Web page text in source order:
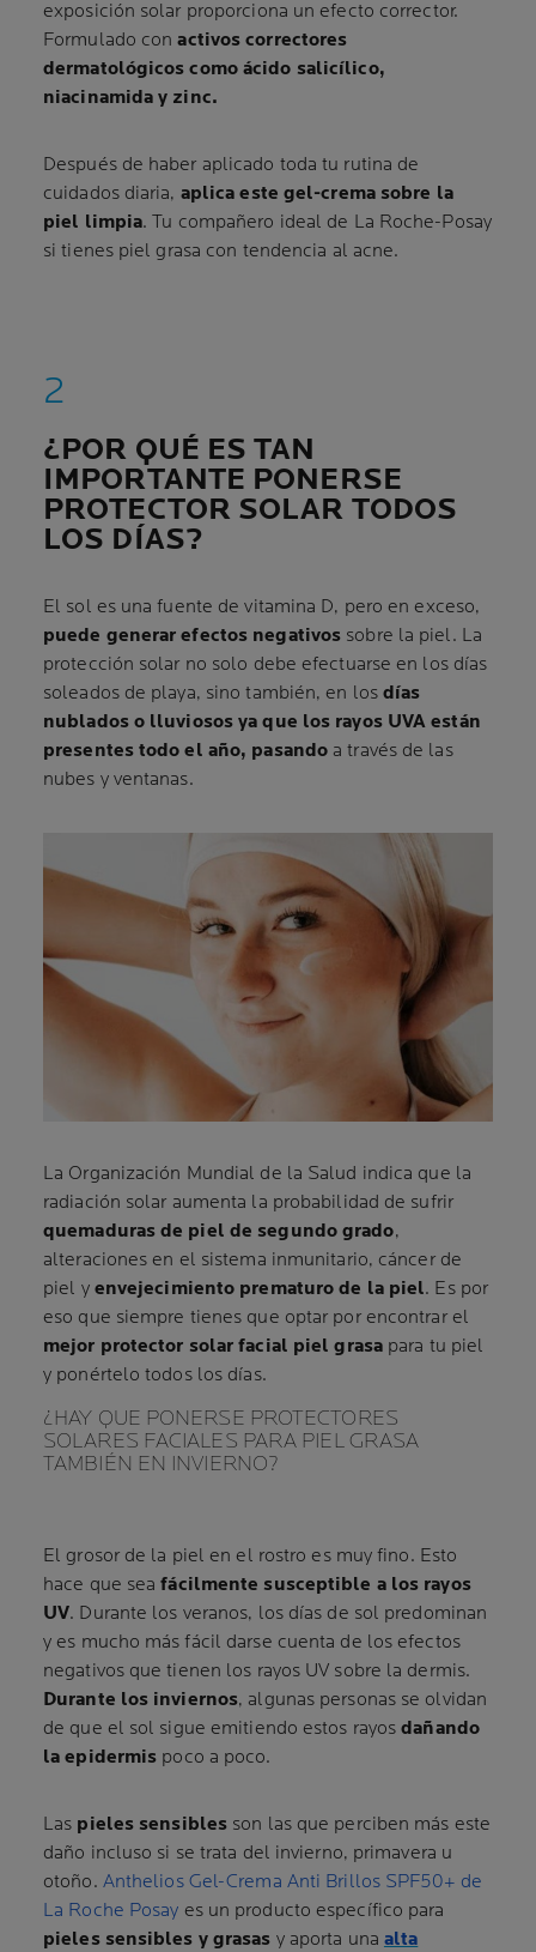
exposición solar proporciona un efecto corrector.
Formulado conactivos correctores
dermatológicos como ácido salicílico,
niacinamida y zinc.
Después de haber aplicado toda tu rutina de
cuidados diaria, aplica este gel-crema sobre la
piel limpia. Tu compañero ideal de La Roche-Posay
si tienes piel grasa con tendencia al acne.
¿POR QUÉ ES TAN
IMPORTANTE PONERSE
PROTECTOR SOLAR TODOS
LOS DÍAS?
El sol es una fuente de vitamina D, pero en exceso,
puede generar efectos negativos sobre la piel. La
protección solar no solo debe efectuarse en los días
soleados de playa, sino también, en losdías
nublados o lluviosos ya que los rayos UVA están
presentes todo el año, pasando a través de las
nubes y ventanas.
La Organización Mundial de la Salud indica que la
radiación solar aumenta la probabilidad de sufrir
quemaduras de piel de segundo grado,
alteraciones en el sistema inmunitario, cáncer de
piel y envejecimiento prematuro de la piel. Es por
eso que siempre tienes que optar por encontrar el
mejor protector solar facial piel grasapara tu piel
y ponértelo todos los días.
¿HAY QUE PONERSE PROTECTORES
SOLARES FACIALES PARA PIEL GRASA
TAMBIÉN EN INVIERNO?
El grosor de la piel en el rostro es muy fino. Esto
hace que sea fácilmente susceptible a los rayos
UV. Durante los veranos, los días de sol predominan
y es mucho más fácil darse cuenta de los efectos
negativos que tienen los rayos UV sobre la dermis.
Durante los inviernos, algunas personas se olvidan
de que el sol sigue emitiendo estos rayos dañando
la epidermis poco a poco.
Las pieles sensibles son las que perciben más este
daño incluso si se trata del invierno, primavera u
otoño. Anthelios Gel-Crema Anti Brillos SPF50+ de
La Roche Posay es un producto específico para
pieles sensibles y grasas y aporta una alta